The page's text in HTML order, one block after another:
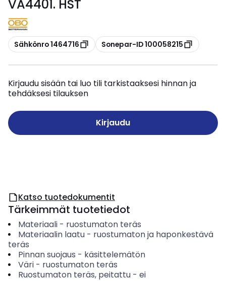
VA4401. HST
Kopioi
Sähkönro 1464716 Kopioi
Sonepar-ID 100058215
Kirjaudu sisään tai luo tili tarkistaaksesi hinnan ja
tehdäksesi tilauksen
Kirjaudu
Katso tuotedokumentit
Tärkeimmät tuotetiedot
Materiaali- ruostumaton teräs
Materiaalin laatu- ruostumaton ja haponkestävä
teräs
Pinnan suojaus - käsittelemätön
Väri- ruostumaton teräs
Ruostumaton teräs, peitattu- ei